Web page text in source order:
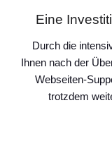
Eine
Durch die
Ihnen nach der
Webseiten-
trotzdem